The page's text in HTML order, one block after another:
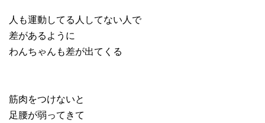
人も運動してる人してない人で
差があるように
わんちゃんも差が出てくる
筋肉をつけないと
足腰が弱ってきて